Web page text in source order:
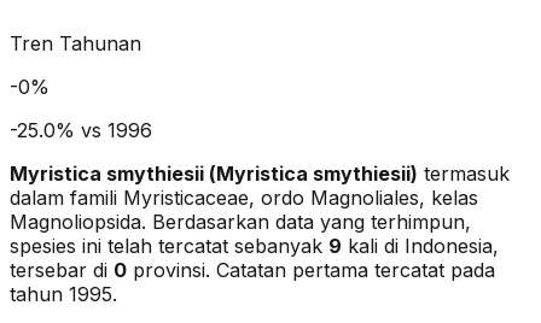
Tren Tahunan
-0%
-25.0% vs 1996
Myristica smythiesii (Myristica smythiesii) termasuk
dalam famili Myristicaceae, ordo Magnoliales, kelas
Magnoliopsida. Berdasarkan data yang terhimpun,
spesies ini telah tercatat sebanyak 9 kali di Indonesia,
tersebar di 0 provinsi. Catatan pertama tercatat pada
tahun 1995.